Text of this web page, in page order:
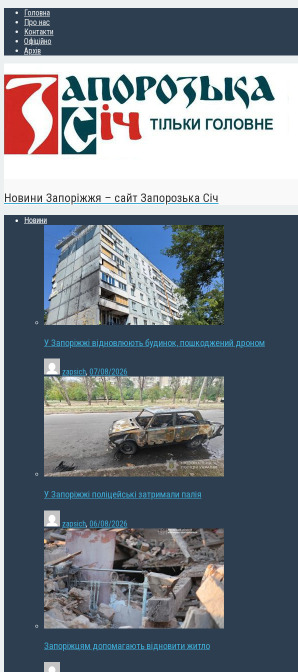
Головна
Про нас
Контакти
Офіційно
Архів
Новини Запоріжжя – сайт Запорозька Січ
Новини
У Запоріжжі відновлюють будинок, пошкоджений дроном
zapsich, 07/08/2026
У Запоріжжі поліцейські затримали палія
zapsich, 06/08/2026
Запоріжцям допомагають відновити житло